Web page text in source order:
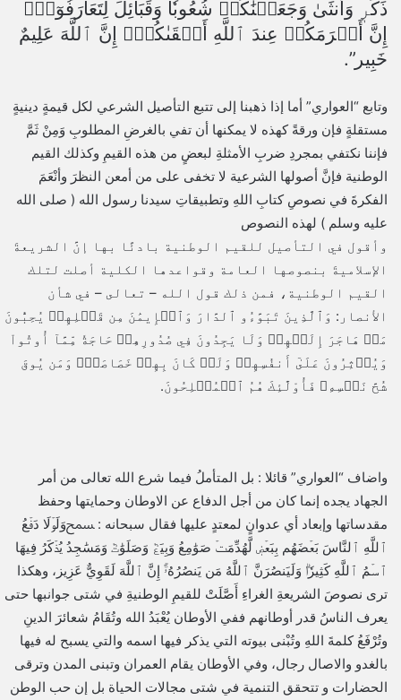
‌ذَكَرٖ ‌وَأُنثَىٰ ‌وَجَعَلۡنَٰكُمۡ شُعُوبٗا وَقَبَآئِلَ لِتَعَارَفُوٓاْۚ
إِنَّ أَكۡرَمَكُمۡ عِندَ ٱللَّهِ أَتۡقَىٰكُمۡۚ إِنَّ ٱللَّهَ عَلِيمٌ
خَبِير”.
وتابع “العواري” أما إذا ذهبنا إلى تتبع التأصيل الشرعي لكل قيمةٍ دينيةٍ
مستقلةٍ فإن ورقةً كهذه لا يمكنها أن تفي بالغرضِ المطلوبِ وَمِنْ ثَمَّ
فإننا نكتفي بمجردِ ضربِ الأمثلةِ لبعضٍ من هذه القيمِ وكذلك القيم
الوطنية فإنَّ أصولها الشرعية لا تخفى على من أمعن النظرَ وأنْعَمَ
الفكرةَ في نصوصِ كتابِ اللهِ وتطبيقاتِ سيدنا رسول الله ( صلى الله
عليه وسلم ) لهذه النصوص
وأقول في التأصيل للقيم الوطنية بادئًا بها إنَّ الشريعةَ
الإسلاميةَ بنصوصها العامة وقواعدها الكلية أصلت لتلك
القيم الوطنية، فمن ذلك قول الله – تعالى – في شأن
الأنصار: وَٱلَّذِينَ تَبَوَّءُو ‌ٱلدَّارَ ‌وَٱلۡإِيمَٰنَ مِن قَبۡلِهِمۡ يُحِبُّونَ
مَنۡ هَاجَرَ إِلَيۡهِمۡ وَلَا يَجِدُونَ فِي صُدُورِهِمۡ حَاجَةٗ مِّمَّآ أُوتُواْ
وَيُؤۡثِرُونَ عَلَىٰٓ أَنفُسِهِمۡ وَلَوۡ كَانَ بِهِمۡ خَصَاصَةٞۚ وَمَن يُوقَ
شُحَّ نَفۡسِهِۦ فَأُوْلَٰٓئِكَ هُمُ ٱلۡمُفۡلِحُونَ.
واضاف “العواري” قائلا : بل المتأملُ ‏فيما شرع الله تعالى من أمر
الجهاد يجده إنما كان من أجل الدفاع عن الاوطان وحمايتها وحفظ
مقدساتها ‏وإبعاد أي عدوانٍ لمعتدٍ عليها فقال سبحانه : ﵟوَلَوۡلَا ‌دَفۡعُ
‌ٱللَّهِ ‌ٱلنَّاسَ بَعۡضَهُم بِبَعۡضٖ لَّهُدِّمَتۡ صَوَٰمِعُ وَبِيَعٞ وَصَلَوَٰتٞ وَمَسَٰجِدُ يُذۡكَرُ فِيهَا
ٱسۡمُ ٱللَّهِ كَثِيرٗاۗ وَلَيَنصُرَنَّ ٱللَّهُ مَن يَنصُرُهُۥٓۚ إِنَّ ٱللَّهَ لَقَوِيٌّ عَزِيز، وهكذا
ترى نصوصَ الشريعةِ الغراءِ أَصَّلَتْ للقيمِ الوطنيةِ في شتى جوانبها‏ حتى
يعرف الناسُ قدر أوطانهم ‏ففي الأوطان يُعْبَدُ الله وتُقَامُ شعائرَ الدينِ
وتُرْفَعُ كلمةَ اللهِ وتُبْنى بيوته التي يذكر فيها اسمه والتي يسبح له فيها
بالغدو والاصال رجال، وفي الأوطان ‏يقام العمران وتبنى المدن وترقى
الحضارات ‏و تتحقق التنمية في شتى مجالات الحياة بل إن حب الوطن